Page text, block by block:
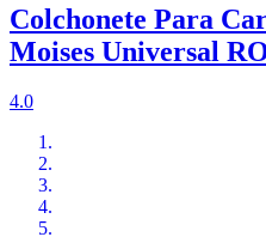
Colchonete Para
Moises Universal
4.0